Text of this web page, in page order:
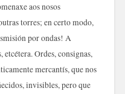
aos nosos
torres; en certo modo,
por ondas! A
Ordes, consignas,
mercantís, que nos
invisibles, pero que